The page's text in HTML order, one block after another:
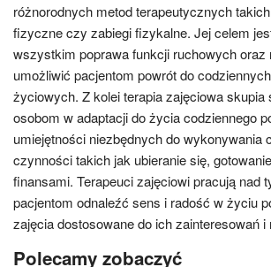
różnorodnych metod terapeutycznych
fizyczne czy zabiegi fizykalne. Jej celem
wszystkim poprawa funkcji ruchowych oraz
umożliwić pacjentom powrót do
życiowych. Z kolei terapia zajęciowa skupia
osobom w adaptacji do życia codziennego
umiejętności niezbędnych do wykonywania
czynności takich jak ubieranie się,
finansami. Terapeuci zajęciowi pracują nad
pacjentom odnaleźć sens i radość w życiu
zajęcia dostosowane do ich zainteresowań i
Polecamy zobaczyć